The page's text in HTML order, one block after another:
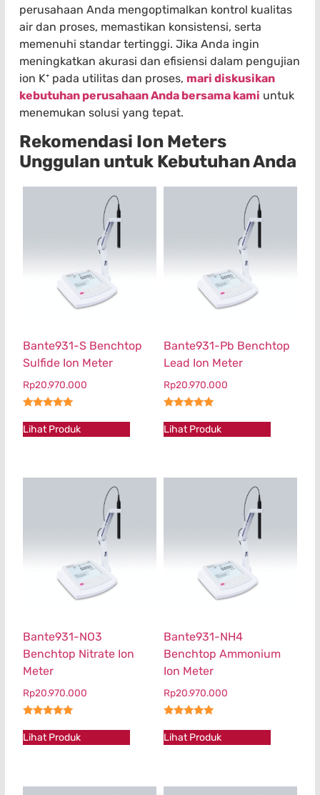
perusahaan Anda mengoptimalkan kontrol kualitas
air dan proses, memastikan konsistensi, serta
memenuhi standar tertinggi. Jika Anda ingin
meningkatkan akurasi dan efisiensi dalam pengujian
ion K⁺ pada utilitas dan proses, mari diskusikan
kebutuhan perusahaan Anda bersama kami untuk
menemukan solusi yang tepat.
Rekomendasi Ion Meters
Unggulan untuk Kebutuhan Anda
Bante931-S Benchtop
Sulfide Ion Meter
Rp20.970.000
Lihat Produk
Bante931-Pb Benchtop
Lead Ion Meter
Rp20.970.000
Lihat Produk
Bante931-NO3
Benchtop Nitrate Ion
Meter
Rp20.970.000
Lihat Produk
Bante931-NH4
Benchtop Ammonium
Ion Meter
Rp20.970.000
Lihat Produk